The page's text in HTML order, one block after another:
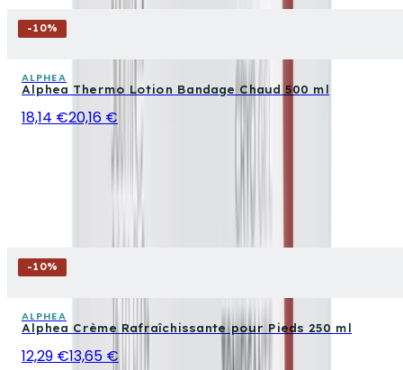
-10%
ALPHEA
Alphea Thermo Lotion Bandage Chaud 500 ml
18,14 €20,16 €
-10%
ALPHEA
Alphea Crème Rafraîchissante pour Pieds 250 ml
12,29 €13,65 €